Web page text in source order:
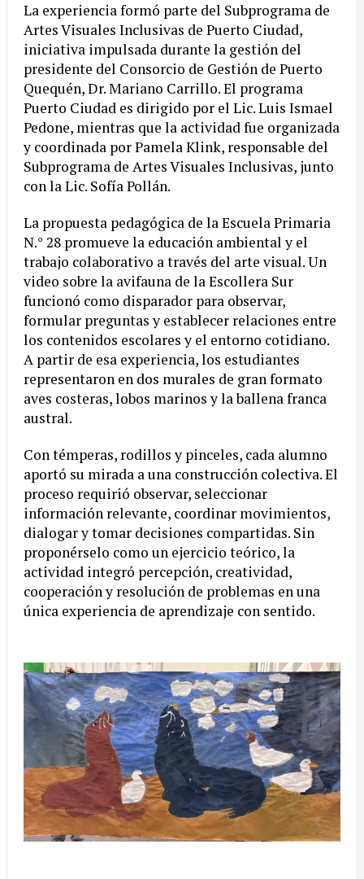
La experiencia formó parte del Subprograma de
Artes Visuales Inclusivas de Puerto Ciudad,
iniciativa impulsada durante la gestión del
presidente del Consorcio de Gestión de Puerto
Quequén, Dr. Mariano Carrillo. El programa
Puerto Ciudad es dirigido por el Lic. Luis Ismael
Pedone, mientras que la actividad fue organizada
y coordinada por Pamela Klink, responsable del
Subprograma de Artes Visuales Inclusivas, junto
con la Lic. Sofía Pollán.
La propuesta pedagógica de la Escuela Primaria
N.° 28 promueve la educación ambiental y el
trabajo colaborativo a través del arte visual. Un
video sobre la avifauna de la Escollera Sur
funcionó como disparador para observar,
formular preguntas y establecer relaciones entre
los contenidos escolares y el entorno cotidiano.
A partir de esa experiencia, los estudiantes
representaron en dos murales de gran formato
aves costeras, lobos marinos y la ballena franca
austral.
Con témperas, rodillos y pinceles, cada alumno
aportó su mirada a una construcción colectiva. El
proceso requirió observar, seleccionar
información relevante, coordinar movimientos,
dialogar y tomar decisiones compartidas. Sin
proponérselo como un ejercicio teórico, la
actividad integró percepción, creatividad,
cooperación y resolución de problemas en una
única experiencia de aprendizaje con sentido.